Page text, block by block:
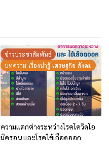
ข่าวประชาสัมพันธ์
บทความ-เรื่องน่ารู้-เศรษฐกิจ-สังคม
ความแตกต่างระหว่างโรคโควิดโอ
มิครอน และโรคไข้เลือดออก